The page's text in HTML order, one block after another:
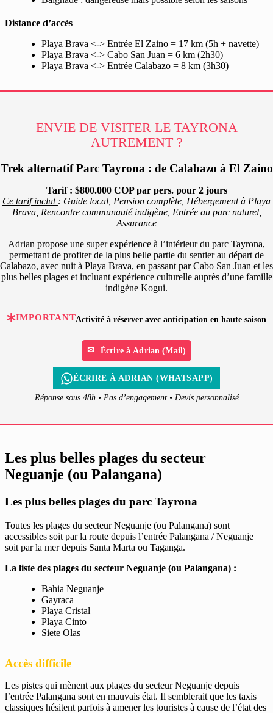
Distance d’accès
Playa Brava <-> Entrée El Zaino = 17 km (5h + navette)
Playa Brava <-> Cabo San Juan = 6 km (2h30)
Playa Brava <-> Entrée Calabazo = 8 km (3h30)
ENVIE DE VISITER LE TAYRONA
AUTREMENT ?
Trek alternatif Parc Tayrona : de Calabazo à El Zaino
Tarif : $800.000 COP par pers. pour 2 jours
Ce tarif inclut : Guide local, Pension complète, Hébergement à Playa
Brava, Rencontre communauté indigène, Entrée au parc naturel,
Assurance
Adrian propose une super expérience à l’intérieur du parc Tayrona,
permettant de profiter de la plus belle partie du sentier au départ de
Calabazo, avec nuit à Playa Brava, en passant par Cabo San Juan et les
plus belles plages et incluant expérience culturelle auprès d’une famille
indigène Kogui.
IMPORTANTActivité à réserver avec anticipation en haute saison
Écrire à Adrian (Mail)
ÉCRIRE À ADRIAN (WHATSAPP)
Réponse sous 48h • Pas d’engagement • Devis personnalisé
Les plus belles plages du secteur
Neguanje (ou Palangana)
Les plus belles plages du parc Tayrona
Toutes les plages du secteur Neguanje (ou Palangana) sont
accessibles soit par la route depuis l’entrée Palangana / Neguanje
soit par la mer depuis Santa Marta ou Taganga.
La liste des plages du secteur Neguanje (ou Palangana) :
Bahia Neguanje
Gayraca
Playa Cristal
Playa Cinto
Siete Olas
Accès difficile
Les pistes qui mènent aux plages du secteur Neguanje depuis
l’entrée Palangana sont en mauvais état. Il semblerait que les taxis
classiques hésitent parfois à amener les touristes à cause de l’état des